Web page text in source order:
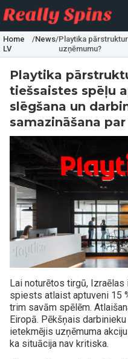
Home
LV
/News/Playtika
uzņēmumu?
Playtika
tiešsaistes spēļu
slēgšana un
samazināšana par
Lai noturētos tirgū,
spiests atlaist aptuveni 15
trim savām spēlēm.
Eiropā. Pēkšņais
ietekmējis uzņēmuma
ka situācija nav kritiska.